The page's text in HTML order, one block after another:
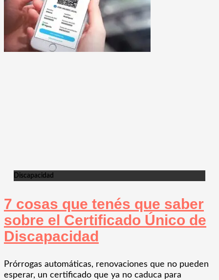
Discapacidad
7 cosas que tenés que saber
sobre el Certificado Único de
Discapacidad
Prórrogas automáticas, renovaciones que no pueden
esperar, un certificado que ya no caduca para